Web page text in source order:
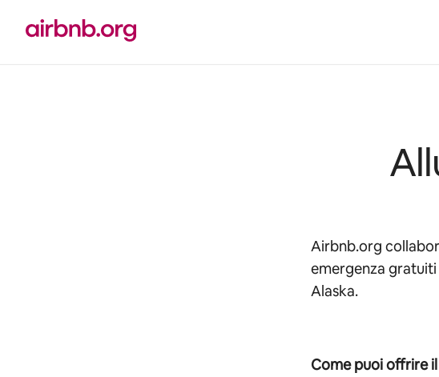
contenuto
Airbnb.org
emergenza gratuiti
Alaska.
Come puoi offrire